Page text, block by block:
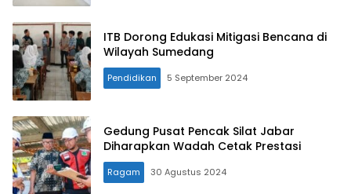
ITB Dorong Edukasi Mitigasi Bencana di
Wilayah Sumedang
Pendidikan 5 September 2024
Gedung Pusat Pencak Silat Jabar
Diharapkan Wadah Cetak Prestasi
Ragam 30 Agustus 2024